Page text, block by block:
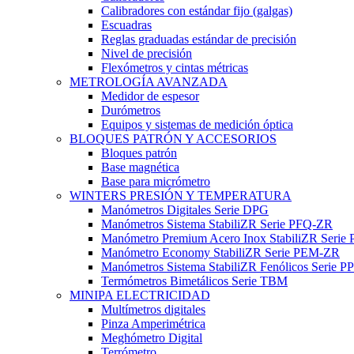
Calibradores con estándar fijo (galgas)
Escuadras
Reglas graduadas estándar de precisión
Nivel de precisión
Flexómetros y cintas métricas
METROLOGÍA AVANZADA
Medidor de espesor
Durómetros
Equipos y sistemas de medición óptica
BLOQUES PATRÓN Y ACCESORIOS
Bloques patrón
Base magnética
Base para micrómetro
WINTERS PRESIÓN Y TEMPERATURA
Manómetros Digitales Serie DPG
Manómetros Sistema StabiliZR Serie PFQ-ZR
Manómetro Premium Acero Inox StabiliZR Serie
Manómetro Economy StabiliZR Serie PEM-ZR
Manómetros Sistema StabiliZR Fenólicos Serie
Termómetros Bimetálicos Serie TBM
MINIPA ELECTRICIDAD
Multímetros digitales
Pinza Amperimétrica
Meghómetro Digital